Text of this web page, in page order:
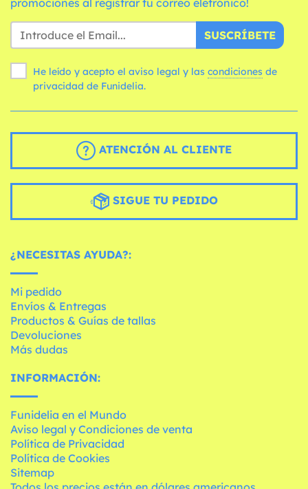
promociones al registrar tu correo eletrónico!
SUSCRÍBETE
He leído y acepto el aviso legal y las condiciones
privacidad de Funidelia.
ATENCIÓN AL CLIENTE
SIGUE TU PEDIDO
¿NECESITAS AYUDA?:
Mi pedido
Envíos & Entregas
Productos & Guías de tallas
Devoluciones
Más dudas
INFORMACIÓN:
Funidelia en el Mundo
Aviso legal y Condiciones de venta
Política de Privacidad
Política de Cookies
Sitemap